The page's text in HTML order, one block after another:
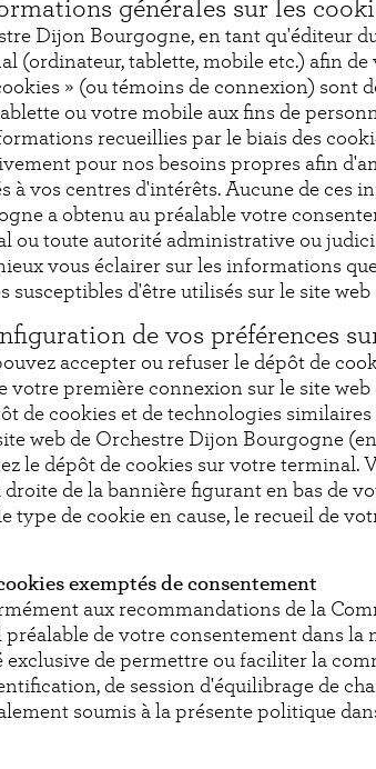
générales sur les
Dijon Bourgogne, en tant qu'éditeur
(ordinateur, tablette, mobile etc.) afin
» (ou témoins de connexion)
ou votre mobile aux fins de
recueillies par le biais des
pour nos besoins propres afin
à vos centres d'intérêts. Aucune de
a obtenu au préalable votre
ou toute autorité administrative ou
vous éclairer sur les informations
susceptibles d'être utilisés sur le site
de vos préférences
accepter ou refuser le dépôt de
votre première connexion sur le site
de cookies et de technologies
web de Orchestre Dijon Bourgogne
le dépôt de cookies sur votre terminal.
droite de la bannière figurant en bas de
type de cookie en cause, le recueil de
exemptés de consentement
aux recommandations de la
préalable de votre consentement dans
exclusive de permettre ou faciliter la
de session d'équilibrage de
soumis à la présente politique